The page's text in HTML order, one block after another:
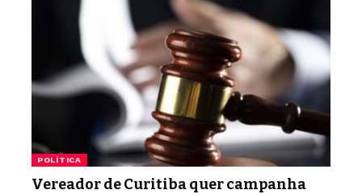
POLÍTICA
Vereador de Curitiba quer campanha